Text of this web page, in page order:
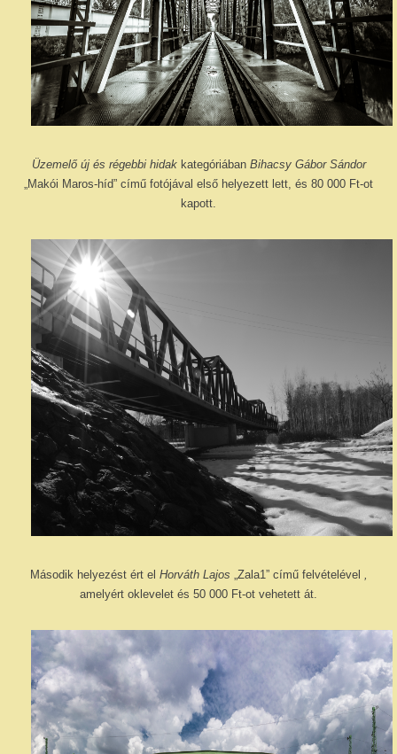
Üzemelő új és régebbi hidak kategóriában Bihacsy Gábor Sándor
„Makói Maros-híd” című fotójával első helyezett lett, és 80 000 Ft-ot
kapott.
Második helyezést ért el Horváth Lajos „Zala1” című felvételével ,
amelyért oklevelet és 50 000 Ft-ot vehetett át.